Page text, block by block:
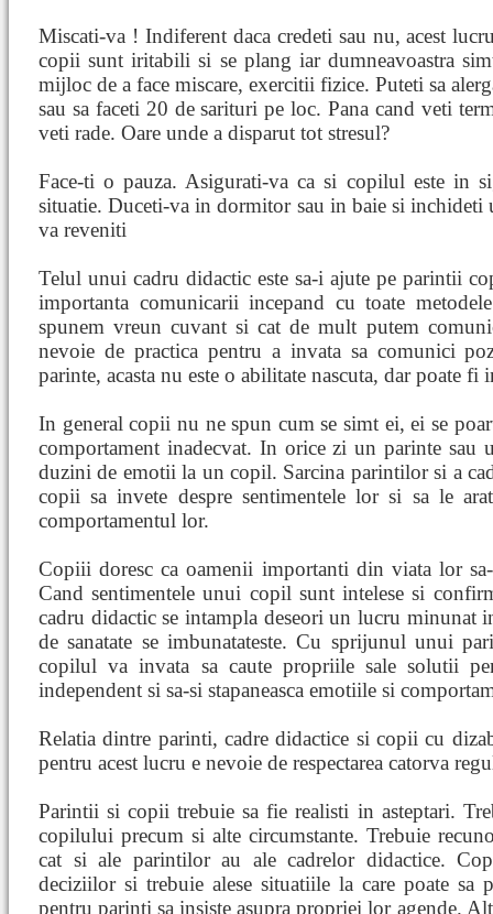
Miscati-va ! Indiferent daca credeti sau nu, acest
copii sunt iritabili si se plang iar dumneavoastra
mijloc de a face miscare, exercitii fizice. Puteti sa
sau sa faceti 20 de sarituri pe loc. Pana cand veti
veti rade. Oare unde a disparut tot stresul?
Face-ti o pauza. Asigurati-va ca si copilul este in
situatie. Duceti-va in dormitor sau in baie si inchideti
va reveniti
Telul unui cadru didactic este sa-i ajute pe parintii
importanta comunicarii incepand cu toate
spunem vreun cuvant si cat de mult putem
nevoie de practica pentru a invata sa comunici
parinte, acasta nu este o abilitate nascuta, dar poate fi
In general copii nu ne spun cum se simt ei, ei se
comportament inadecvat. In orice zi un parinte sau
duzini de emotii la un copil. Sarcina parintilor si a
copii sa invete despre sentimentele lor si sa le
comportamentul lor.
Copiii doresc ca oamenii importanti din viata lor
Cand sentimentele unui copil sunt intelese si
cadru didactic se intampla deseori un lucru minunat
de sanatate se imbunatateste. Cu sprijunul unui
copilul va invata sa caute propriile sale solutii
independent si sa-si stapaneasca emotiile si
Relatia dintre parinti, cadre didactice si copii cu
pentru acest lucru e nevoie de respectarea catorva
Parintii si copii trebuie sa fie realisti in asteptari.
copilului precum si alte circumstante. Trebuie
cat si ale parintilor au ale cadrelor didactice.
deciziilor si trebuie alese situatiile la care poate sa
pentru parinti sa insiste asupra propriei lor agende.